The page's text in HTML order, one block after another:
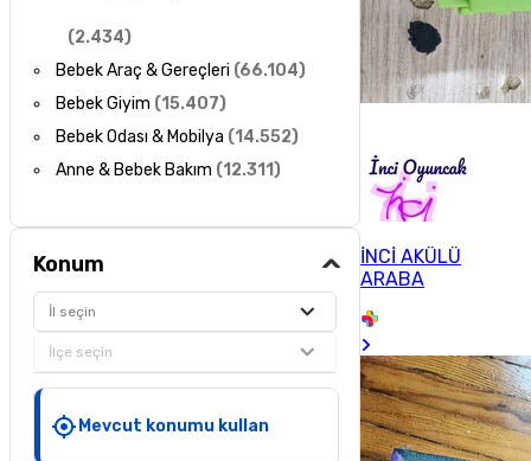
(2.434)
Bebek Araç & Gereçleri (66.104)
Bebek Giyim (15.407)
Bebek Odası & Mobilya (14.552)
Anne & Bebek Bakım (12.311)
Konum
İl seçin
İlçe seçin
Mevcut konumu kullan
İNCİ AKÜLÜ
ARABA